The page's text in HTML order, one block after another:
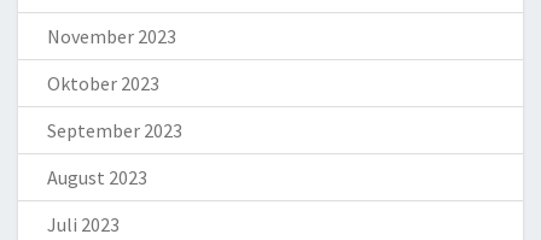
November 2023
Oktober 2023
September 2023
August 2023
Juli 2023